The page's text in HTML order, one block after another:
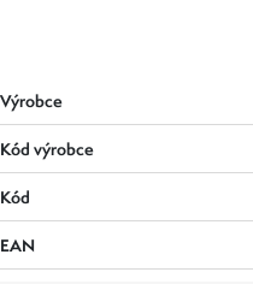
Výrobce
Kód výrobce
Kód
EAN